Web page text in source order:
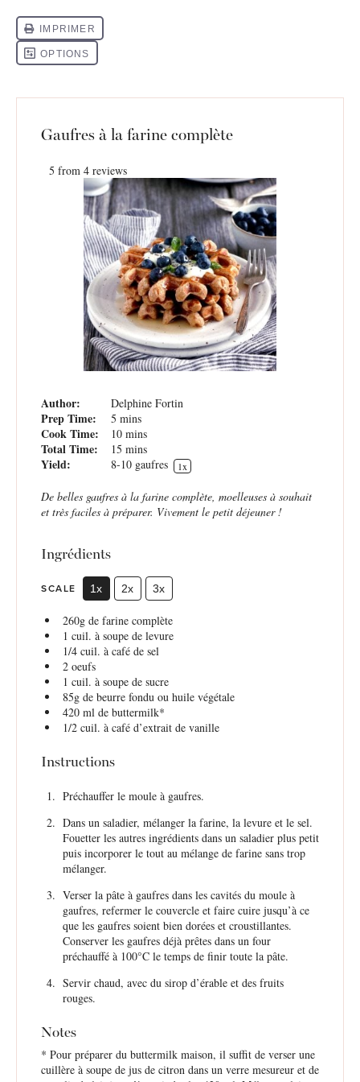
Gaufres à la farine complète
5 from 4 reviews
Author: Delphine Fortin
Prep Time: 5 mins
Cook Time: 10 mins
Total Time: 15 mins
Yield: 8-10 gaufres 1x
De belles gaufres à la farine complète, moelleuses à souhait
et très faciles à préparer. Vivement le petit déjeuner !
Ingrédients
SCALE 1x 2x 3x
260gde farine complète
1 cuil. à soupe de levure
1/4cuil. à café de sel
2oeufs
1 cuil. à soupe de sucre
85gde beurre fondu ou huile végétale
420ml de buttermilk*
1/2cuil. à café d’extrait de vanille
Instructions
Préchauffer le moule à gaufres.
Dans un saladier, mélanger la farine, la levure et le sel.
Fouetter les autres ingrédients dans un saladier plus petit
puis incorporer le tout au mélange de farine sans trop
mélanger.
Verser la pâte à gaufres dans les cavités du moule à
gaufres, refermer le couvercle et faire cuire jusqu’à ce
que les gaufres soient bien dorées et croustillantes.
Conserver les gaufres déjà prêtes dans un four
préchauffé à 100°C le temps de finir toute la pâte.
Servir chaud, avec du sirop d’érable et des fruits
rouges.
Notes
* Pour préparer du buttermilk maison, il suffit de verser une
cuillère à soupe de jus de citron dans un verre mesureur et de